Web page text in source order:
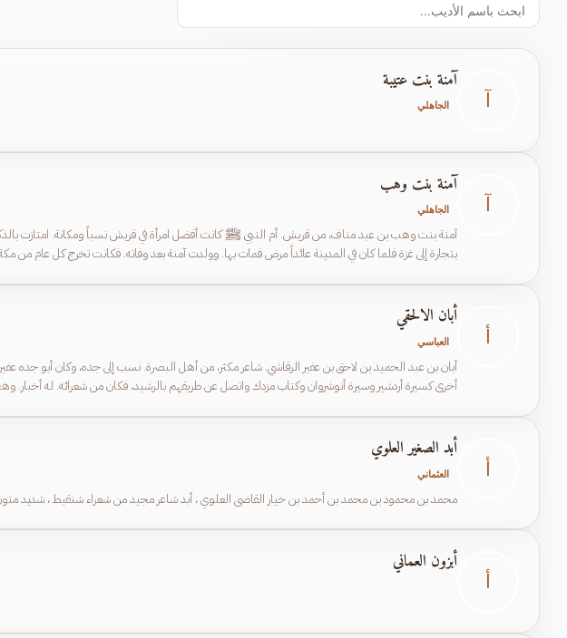
آ
آمنة بنت عتيبة
الجاهلي
آ
آمنة بنت وهب
الجاهلي
بتجارة إلى غزة فلما كان في المدينة عائداً مرض فمات بها. وولدت آمنة بعد وفاته. فكانت تخرج كل عام من
أ
أبان الالحقي
العباسي
أبان بن عبد الحميد بن لاحق بن عفير الرقاشي. شاعر مكثر، من أهل البصرة. نسب إلى جده، وكان أبو جده
أخرى كسيرة أردشير وسيرة أنوشروان وكتاب مزدك واتصل عن طريقهم بالرشيد، فكان من شعرائه. له أخبار.
أ
أبد الصغير العلوي
العثماني
محمد بن محمود بن محمد بن أحمد بن خيار القاضي العلوي ، أبد شاعر مجيد من شعراء شنقيط ، شديد
أبزون العماني